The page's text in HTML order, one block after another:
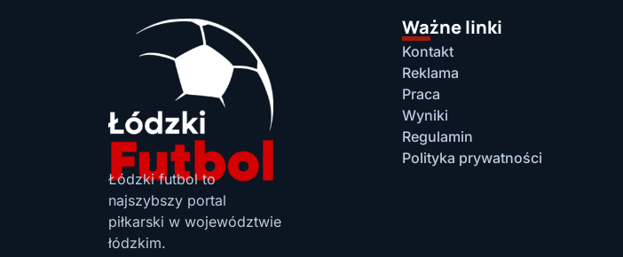
Łódzki futbol to
najszybszy portal
piłkarski w województwie
łódzkim.
Ważne linki
Kontakt
Reklama
Praca
Wyniki
Regulamin
Polityka prywatności